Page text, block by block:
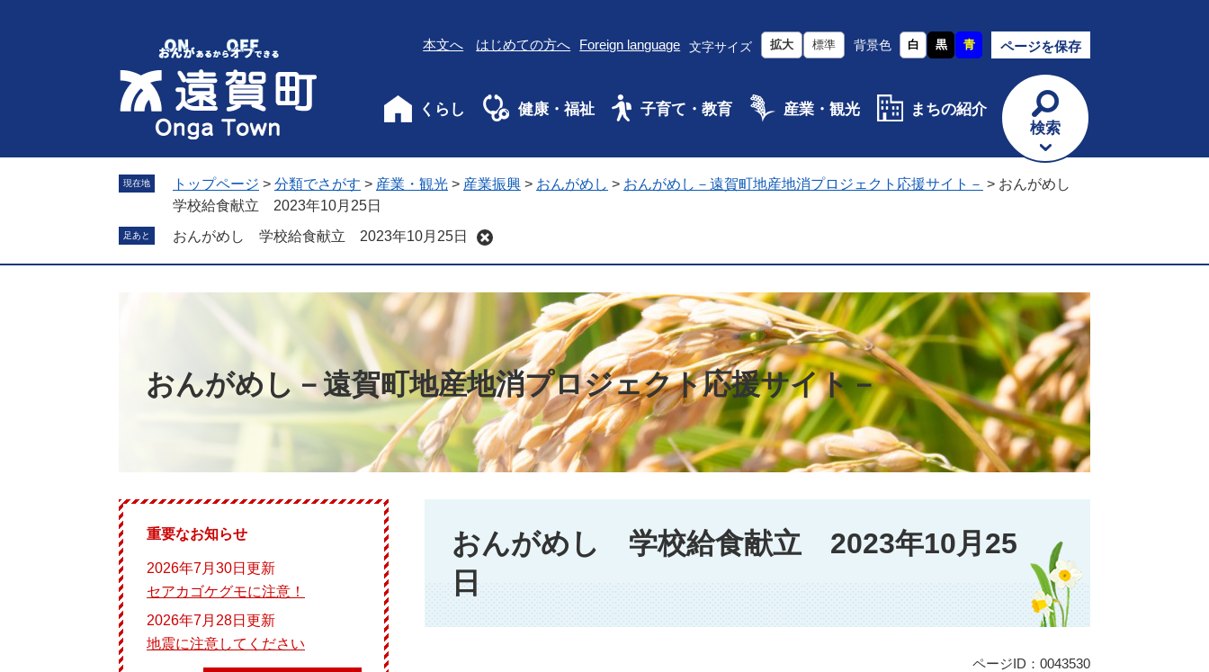
す
し
本文へ はじめての方へ Foreign language 文字サイズ 拡大 標準 背景色 白 黒 青 ページを保存
くらし 健康・福祉 子育て・教育 産業・観光
まちの紹介
検索
現在地 トップページ > 分類でさがす > 産業・観光 > 産業振興 > おんがめし > おんがめし－遠賀町地産地消プロジェクト応援サイト－ > おんがめし
学校給食献立 2023年10月25日
足あと おんがめし 学校給食献立 2023年10月25日
おんがめし－遠賀町地産地消プロジェクト応援サイト－
おんがめし 学校給食献立 2023年10月25
日
ページID：0043530
重要なお知らせ
2026年7月30日更新
セアカゴケグモに注意！
2026年7月28日更新
地震に注意してください